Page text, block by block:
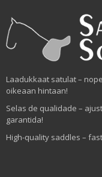
Laadukkaat satulat –
oikeaan hintaan!
Selas de qualidade –
garantida!
High-quality saddles –